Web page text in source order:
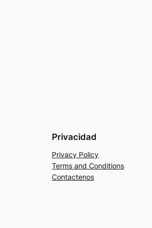
Privacidad
Privacy Policy
Terms and Conditions
Contactenos